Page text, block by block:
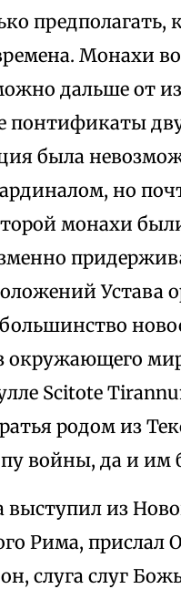
предполагать,
Монахи
дальше от
понтификаты
была
но
монахи
Устава
окружающего
Scitote
родом из
войны, да и им
выступил из
Рима, прислал
слуга слуг